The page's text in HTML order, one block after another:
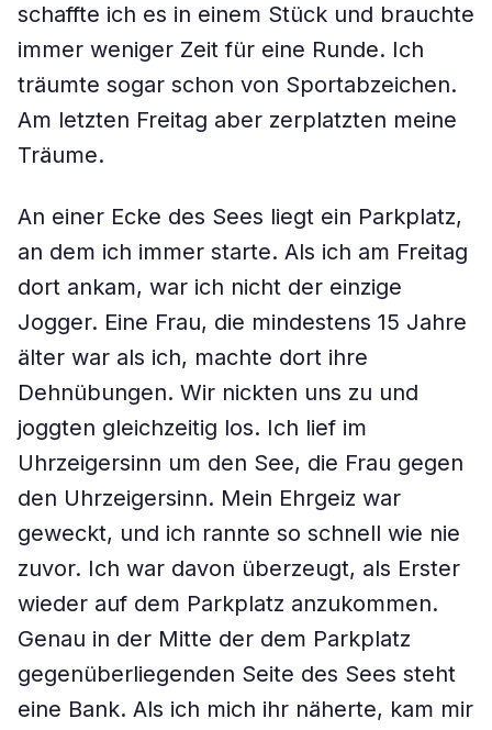
schaffte ich es in einem Stück und brauchte
immer weniger Zeit für eine Runde. Ich
träumte sogar schon von Sportabzeichen.
Am letzten Freitag aber zerplatzten meine
Träume.
An einer Ecke des Sees liegt ein Parkplatz,
an dem ich immer starte. Als ich am Freitag
dort ankam, war ich nicht der einzige
Jogger. Eine Frau, die mindestens 15 Jahre
älter war als ich, machte dort ihre
Dehnübungen. Wir nickten uns zu und
joggten gleichzeitig los. Ich lief im
Uhrzeigersinn um den See, die Frau gegen
den Uhrzeigersinn. Mein Ehrgeiz war
geweckt, und ich rannte so schnell wie nie
zuvor. Ich war davon überzeugt, als Erster
wieder auf dem Parkplatz anzukommen.
Genau in der Mitte der dem Parkplatz
gegenüberliegenden Seite des Sees steht
eine Bank. Als ich mich ihr näherte, kam mir